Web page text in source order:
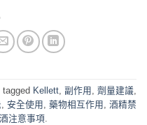
tagged Kellett, 副作用 , 劑量建議,
, 安全使用 , 藥物相互作用 , 酒精禁
注意事項.